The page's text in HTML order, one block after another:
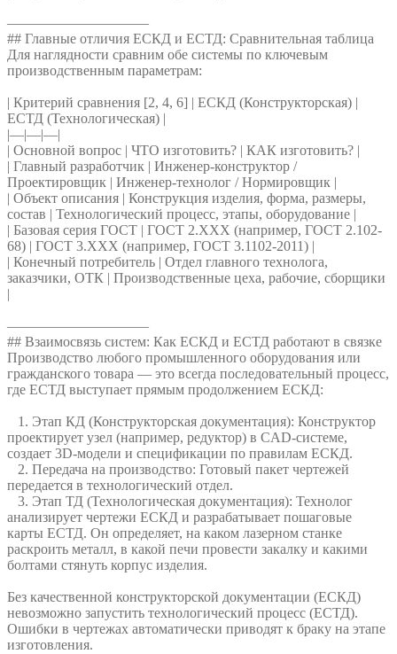
——————————
## Главные отличия ЕСКД и ЕСТД: Сравнительная таблица
Для наглядности сравним обе системы по ключевым
производственным параметрам:
| Критерий сравнения [2, 4, 6] | ЕСКД (Конструкторская) |
ЕСТД (Технологическая) |
|—|—|—|
| Основной вопрос | ЧТО изготовить? | КАК изготовить? |
| Главный разработчик | Инженер-конструктор /
Проектировщик | Инженер-технолог / Нормировщик |
| Объект описания | Конструкция изделия, форма, размеры,
состав | Технологический процесс, этапы, оборудование |
| Базовая серия ГОСТ | ГОСТ 2.ХХХ (например, ГОСТ 2.102-
68) | ГОСТ 3.ХХХ (например, ГОСТ 3.1102-2011) |
| Конечный потребитель | Отдел главного технолога,
заказчики, ОТК | Производственные цеха, рабочие, сборщики
|
——————————
## Взаимосвязь систем: Как ЕСКД и ЕСТД работают в связке
Производство любого промышленного оборудования или
гражданского товара — это всегда последовательный процесс,
где ЕСТД выступает прямым продолжением ЕСКД:
1. Этап КД (Конструкторская документация): Конструктор
проектирует узел (например, редуктор) в CAD-системе,
создает 3D-модели и спецификации по правилам ЕСКД.
2. Передача на производство: Готовый пакет чертежей
передается в технологический отдел.
3. Этап ТД (Технологическая документация): Технолог
анализирует чертежи ЕСКД и разрабатывает пошаговые
карты ЕСТД. Он определяет, на каком лазерном станке
раскроить металл, в какой печи провести закалку и какими
болтами стянуть корпус изделия.
Без качественной конструкторской документации (ЕСКД)
невозможно запустить технологический процесс (ЕСТД).
Ошибки в чертежах автоматически приводят к браку на этапе
изготовления.